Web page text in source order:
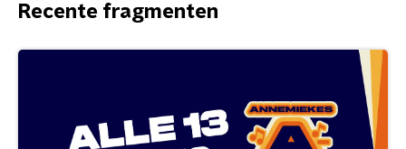
Recente fragmenten